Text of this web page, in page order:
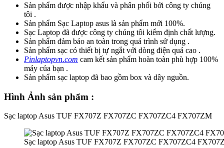
Sản phẩm được nhập khẩu và phân phối bởi công ty chúng
tôi .
Sản phẩm Sạc Laptop asus là sản phẩm mới 100%.
Sạc Laptop đã được công ty chúng tôi kiểm định chất lượng.
Sản phẩm đảm bảo an toàn trong quá trình sử dụng .
Sản phẩm sạc có thiết bị tự ngắt với dòng điện quá cao .
Pinlaptopvn.com cam kết sản phẩm hoàn toàn phù hợp 100%
máy của bạn .
Sản phẩm sạc laptop đã bao gồm box và dây nguồn.
Hình Ảnh sản phẩm :
Sạc laptop Asus TUF FX707Z FX707ZC FX707ZC4 FX707ZM
Sạc laptop Asus TUF FX707Z FX707ZC FX707ZC4